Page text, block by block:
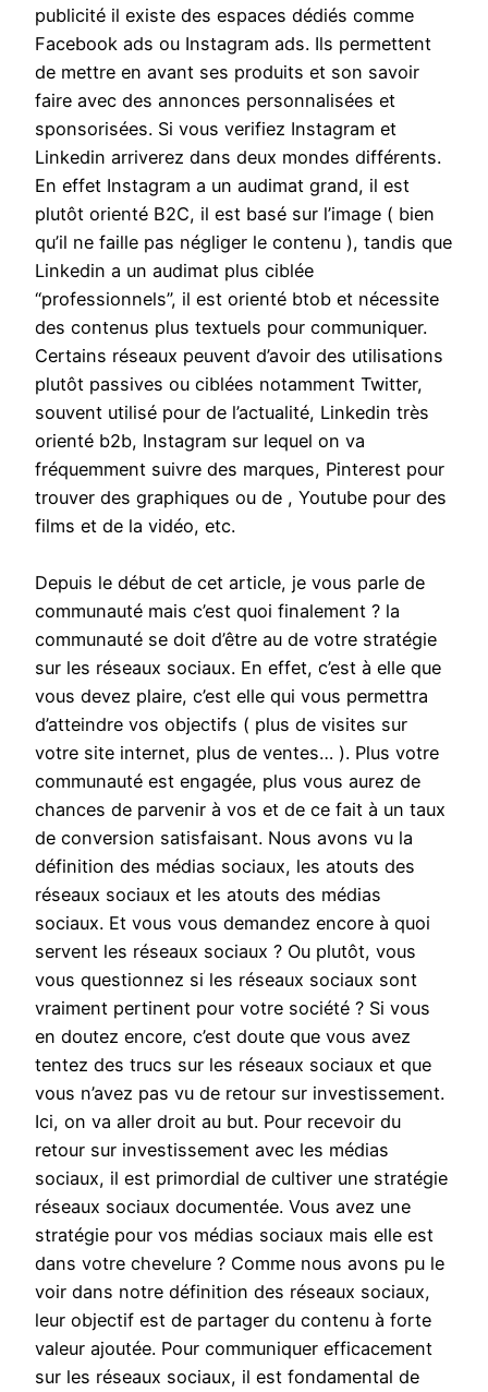
publicité il existe des espaces dédiés comme
Facebook ads ou Instagram ads. Ils permettent
de mettre en avant ses produits et son savoir
faire avec des annonces personnalisées et
sponsorisées. Si vous verifiez Instagram et
Linkedin arriverez dans deux mondes différents.
En effet Instagram a un audimat grand, il est
plutôt orienté B2C, il est basé sur l’image ( bien
qu’il ne faille pas négliger le contenu ), tandis que
Linkedin a un audimat plus ciblée
“professionnels”, il est orienté btob et nécessite
des contenus plus textuels pour communiquer.
Certains réseaux peuvent d’avoir des utilisations
plutôt passives ou ciblées notamment Twitter,
souvent utilisé pour de l’actualité, Linkedin très
orienté b2b, Instagram sur lequel on va
fréquemment suivre des marques, Pinterest pour
trouver des graphiques ou de , Youtube pour des
films et de la vidéo, etc.
Depuis le début de cet article, je vous parle de
communauté mais c’est quoi finalement ? la
communauté se doit d’être au de votre stratégie
sur les réseaux sociaux. En effet, c’est à elle que
vous devez plaire, c’est elle qui vous permettra
d’atteindre vos objectifs ( plus de visites sur
votre site internet, plus de ventes… ). Plus votre
communauté est engagée, plus vous aurez de
chances de parvenir à vos et de ce fait à un taux
de conversion satisfaisant. Nous avons vu la
définition des médias sociaux, les atouts des
réseaux sociaux et les atouts des médias
sociaux. Et vous vous demandez encore à quoi
servent les réseaux sociaux ? Ou plutôt, vous
vous questionnez si les réseaux sociaux sont
vraiment pertinent pour votre société ? Si vous
en doutez encore, c’est doute que vous avez
tentez des trucs sur les réseaux sociaux et que
vous n’avez pas vu de retour sur investissement.
Ici, on va aller droit au but. Pour recevoir du
retour sur investissement avec les médias
sociaux, il est primordial de cultiver une stratégie
réseaux sociaux documentée. Vous avez une
stratégie pour vos médias sociaux mais elle est
dans votre chevelure ? Comme nous avons pu le
voir dans notre définition des réseaux sociaux,
leur objectif est de partager du contenu à forte
valeur ajoutée. Pour communiquer efficacement
sur les réseaux sociaux, il est fondamental de